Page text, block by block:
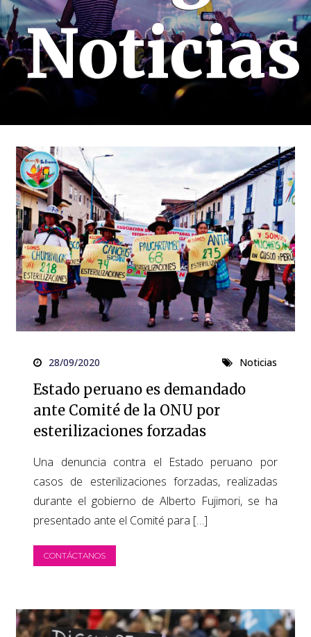
Noticias
28/09/2020 Noticias
Estado peruano es demandado
ante Comité de la ONU por
esterilizaciones forzadas
Una denuncia contra el Estado peruano por
casos de esterilizaciones forzadas, realizadas
durante el gobierno de Alberto Fujimori, se ha
presentado ante el Comité para […]
CONTÁCTANOS